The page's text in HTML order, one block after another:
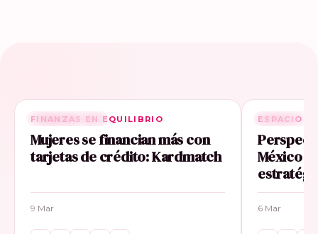
RELACIONADA
FINANZAS EN EQUILIBRIO
Mujeres se financian más con
tarjetas de crédito: Kardmatch
9 Mar
ESPACIO
México
6 Mar